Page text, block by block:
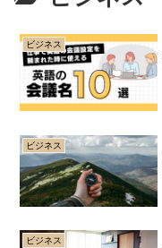
ビジネス
ビジネス
ビジネス